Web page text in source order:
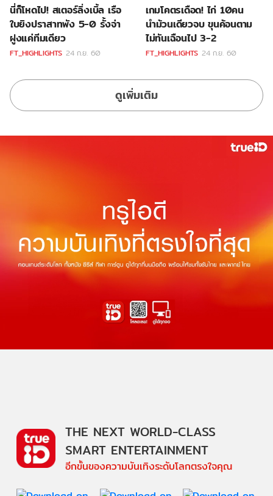
นี่ก็โหดไป! สเตอร์ลิ่งเบิ้ล เรือ
ใบยิงปราสาทพัง 5-0 รั้งจ่า
ฝูงแค่ทีมเดียว
FT_HIGHLIGHTS 24 ก.ย. 60
เกมโคตรเดือด! ไก่ 10คน
นำม้วนเดียวจบ ขุนค้อนตาม
ไม่ทันเฉือนไป 3-2
FT_HIGHLIGHTS 24 ก.ย. 60
ดูเพิ่มเติม
THE NEXT WORLD-CLASS
SMART ENTERTAINMENT
อีกขั้นของความบันเทิงระดับโลกตรงใจคุณ